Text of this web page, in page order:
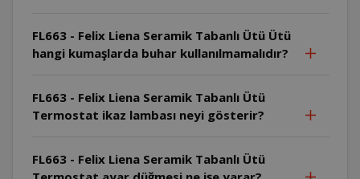
FL663 - Felix Liena Seramik Tabanlı Ütü Ütü
hangi kumaşlarda buhar kullanılmamalıdır?
FL663 - Felix Liena Seramik Tabanlı Ütü
Termostat ikaz lambası neyi gösterir?
FL663 - Felix Liena Seramik Tabanlı Ütü